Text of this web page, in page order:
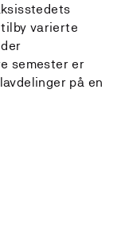
varierte
semester er
på en